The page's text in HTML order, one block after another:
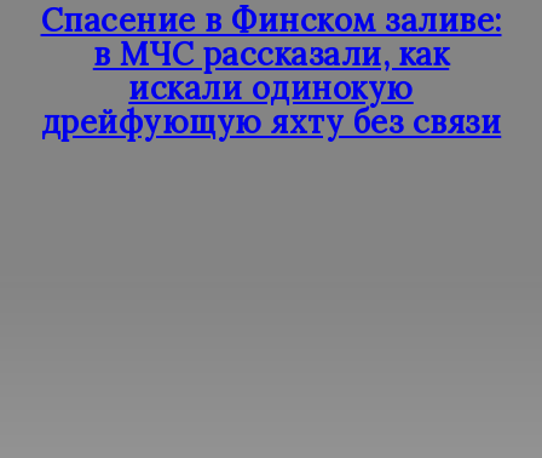
Спасение в Финском заливе:
в МЧС рассказали, как
искали одинокую
дрейфующую яхту без связи